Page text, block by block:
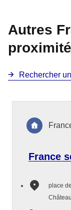
Autres
proximité
Rechercher
France
place